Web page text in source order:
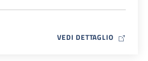
VEDI DETTAGLIO MAP ICON